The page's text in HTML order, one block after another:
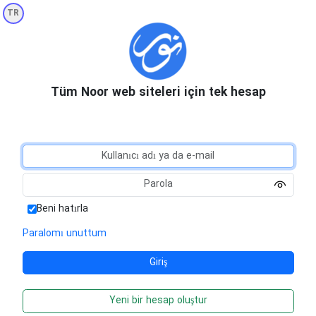
TR
Tüm Noor web siteleri için tek hesap
Beni hatırla
Paralomı unuttum
Yeni bir hesap oluştur